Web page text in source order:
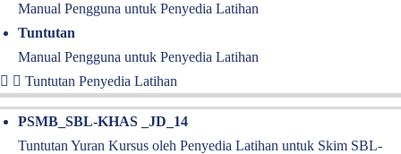
Manual Pengguna untuk Penyedia Latihan
Tuntutan
Manual Pengguna untuk Penyedia Latihan
Tuntutan Penyedia Latihan
PSMB_SBL-KHAS _JD_14
Tuntutan Yuran Kursus oleh Penyedia Latihan untuk Skim SBL-